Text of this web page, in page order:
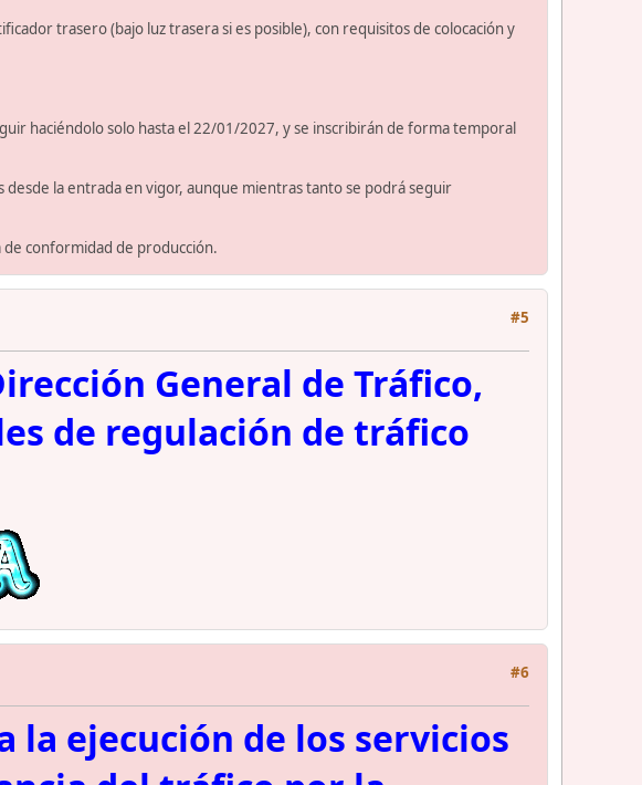
trasero (bajo luz trasera si es posible), con requisitos de colocación y
haciéndolo solo hasta el 22/01/2027, y se inscribirán de forma temporal
desde la entrada en vigor, aunque mientras tanto se podrá seguir
conformidad de producción.
#5
General de Tráfico,
de regulación de tráfico
#6
la ejecución de los servicios